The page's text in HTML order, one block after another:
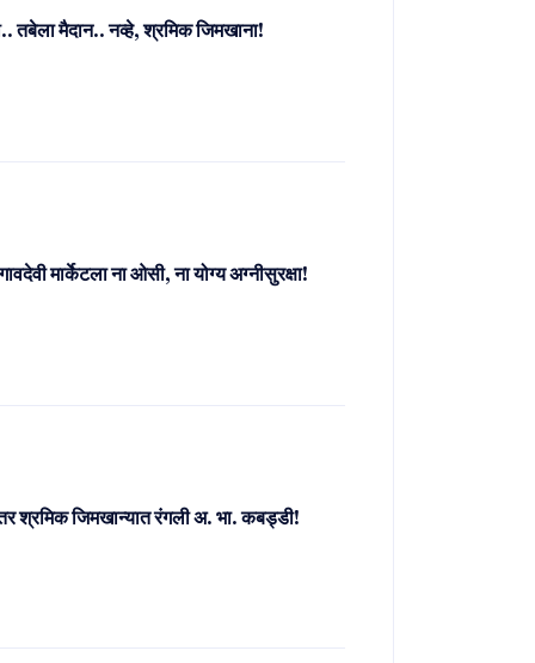
तबेला मैदान.. नव्हे, श्रमिक जिमखाना!
मार्केटला ना ओसी, ना योग्य अग्नीसुरक्षा!
श्रमिक जिमखान्यात रंगली अ. भा. कबड्डी!